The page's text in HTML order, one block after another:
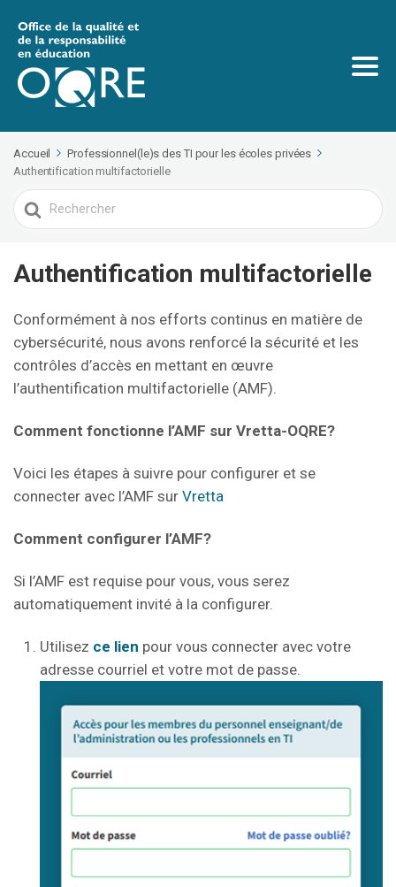
Accueil
Professionnel(le)s des TI pour les écoles privées
Authentification multifactorielle
Search
For
Authentification multifactorielle
Conformément à nos efforts continus en matière de
cybersécurité, nous avons renforcé la sécurité et les
contrôles d’accès en mettant en œuvre
l’authentification multifactorielle (AMF).
Comment fonctionne l’AMF sur Vretta-OQRE?
Voici les étapes à suivre pour configurer et se
connecter avec l’AMF sur Vretta
Comment configurer l’AMF?
Si l’AMF est requise pour vous, vous serez
automatiquement invité à la configurer.
Utilisez ce lien pour vous connecter avec votre
adresse courriel et votre mot de passe.